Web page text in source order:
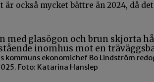
är också mycket bättre än 2024, då
kommuns ekonomichef Bo Lindström
Foto: Katarina Hanslep